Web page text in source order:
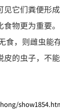
它们粪便形
物更为重要
，则雌虫能
的虫子，不